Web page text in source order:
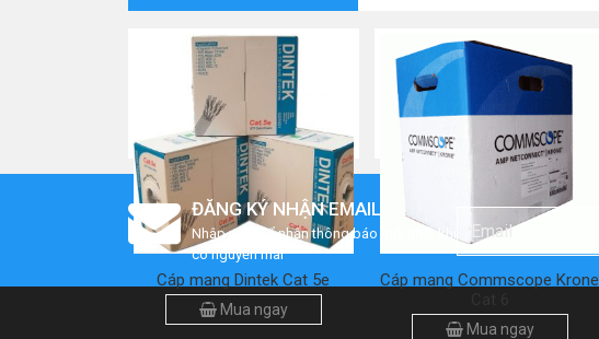
Cáp mạng Dintek Cat 5e
Mua ngay
Cáp mạng Commscope Krone
Mua ngay
ĐĂNG KÝ NHẬN EMAIL
Nhập mail để nhận thông báo mới nhất khi
có nguyễn mãi